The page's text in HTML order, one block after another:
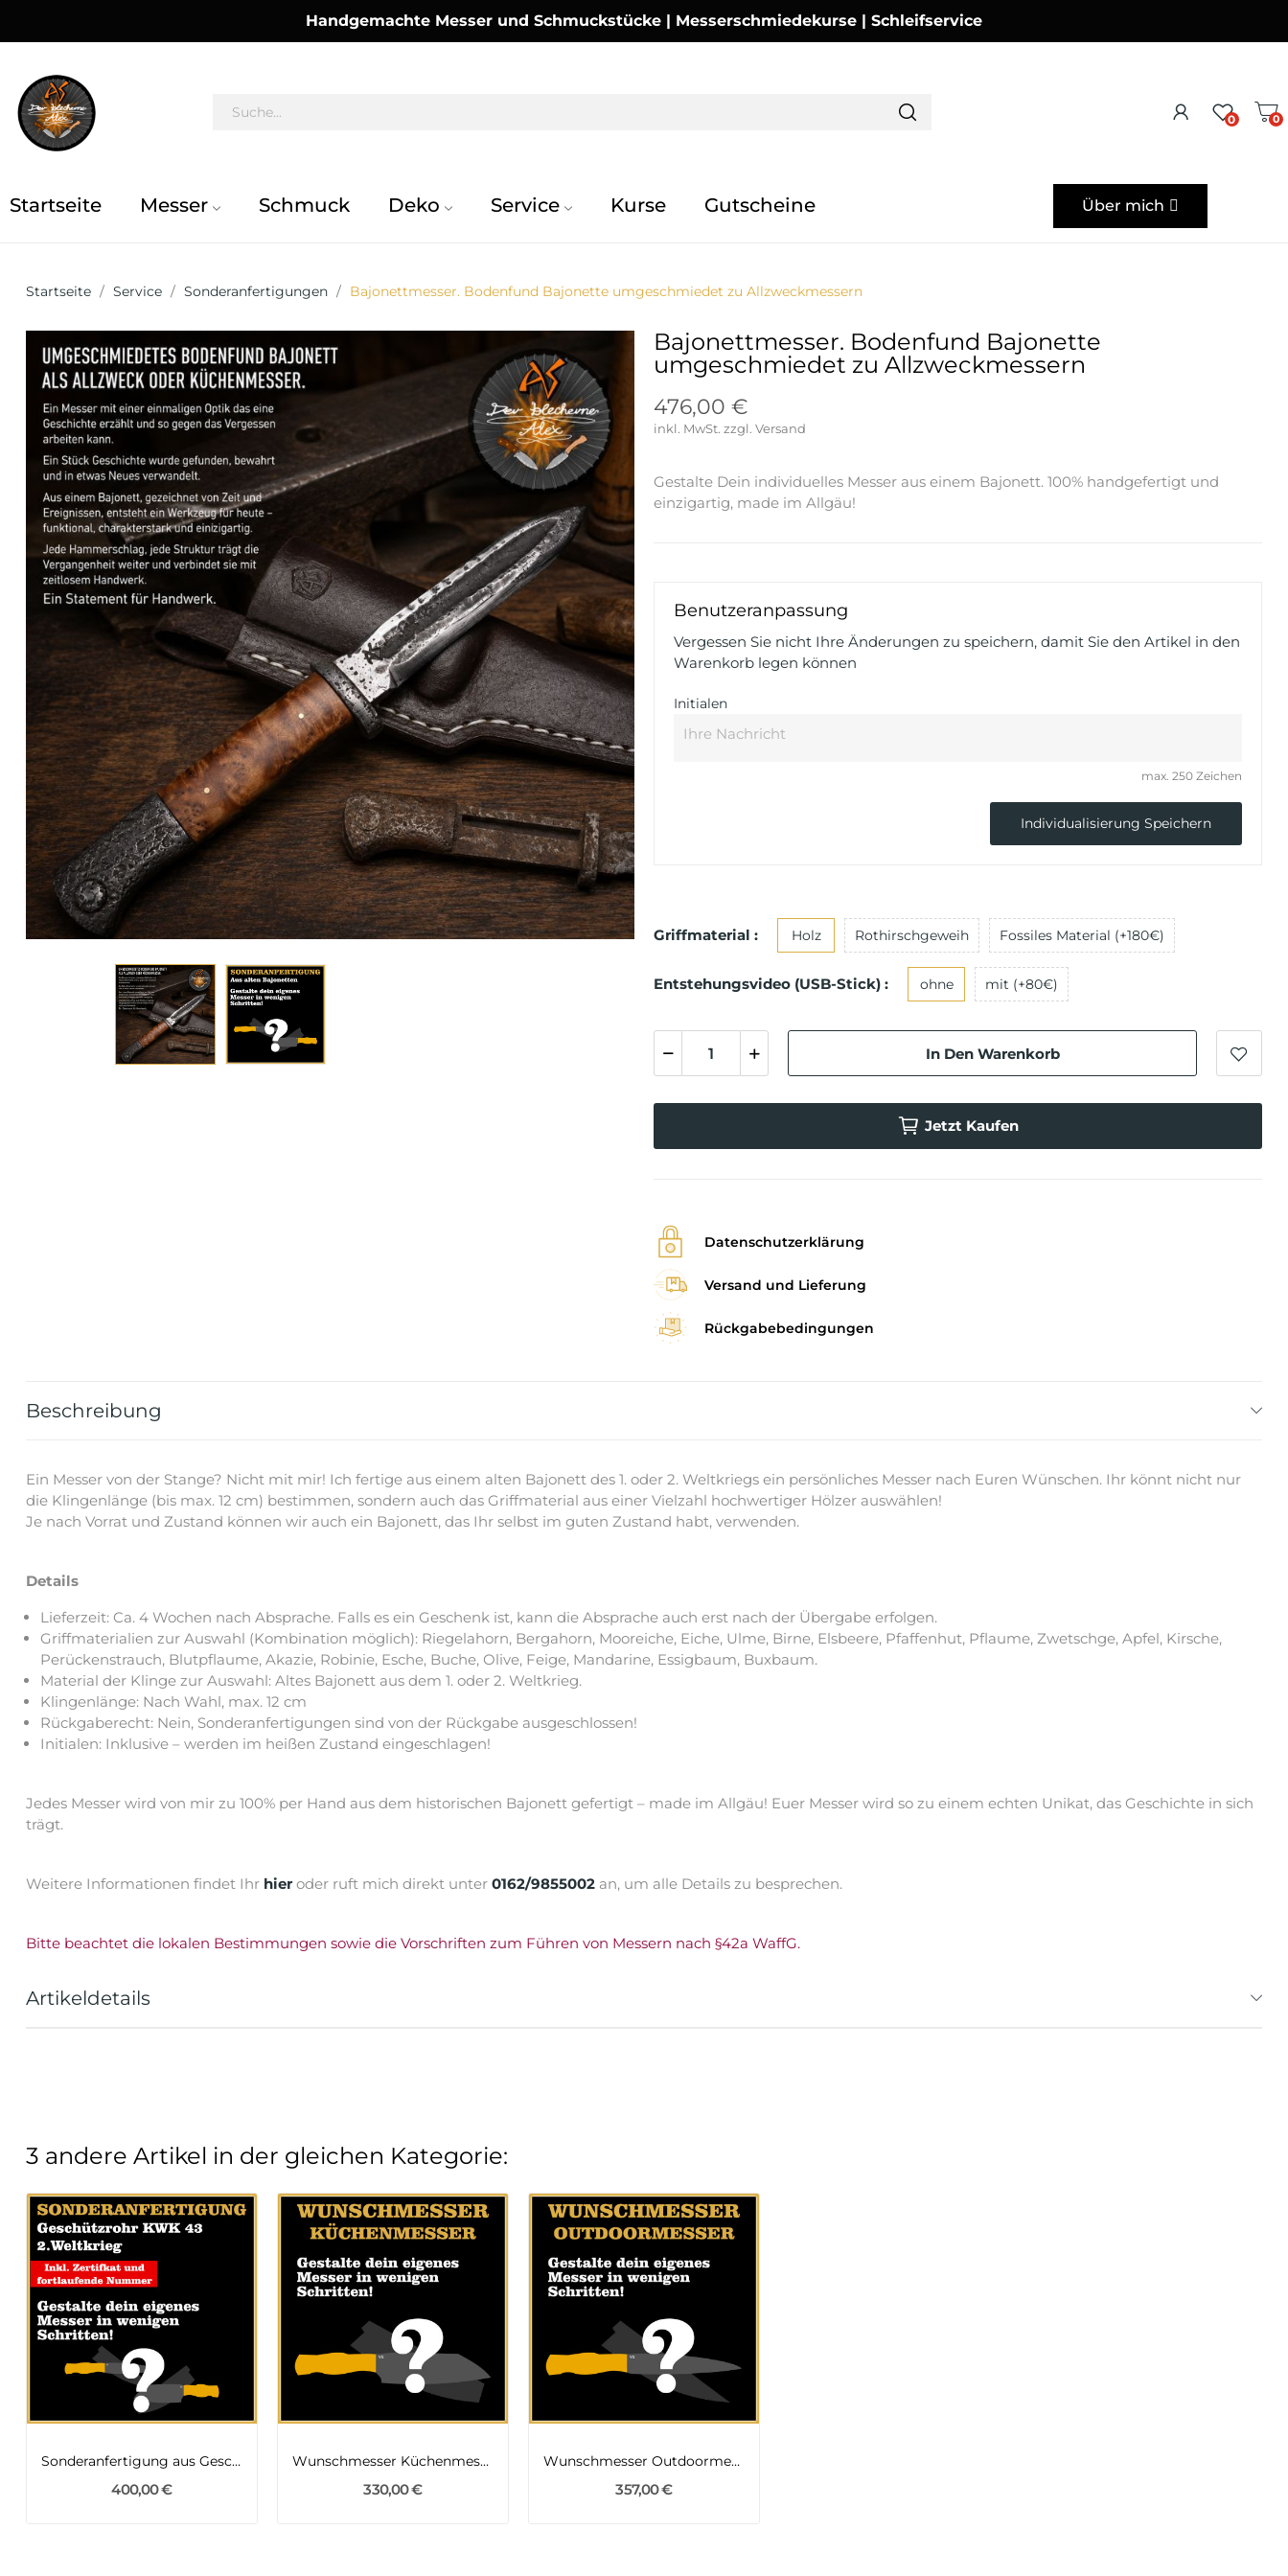
Handgemachte Messer und Schmuckstücke | Messerschmiedekurse | Schleifservice
0 0
Startseite Messer Schmuck Deko Service Kurse Gutscheine Über mich
Startseite Service Sonderanfertigungen Bajonettmesser. Bodenfund Bajonette umgeschmiedet zu Allzweckmessern
Bajonettmesser. Bodenfund Bajonette
umgeschmiedet zu Allzweckmessern
476,00 €
inkl. MwSt.
Gestalte Dein individuelles Messer aus einem Bajonett. 100% handgefertigt und
einzigartig, made im Allgäu!
Benutzeranpassung
Vergessen Sie nicht Ihre Änderungen zu speichern, damit Sie den Artikel in den
Warenkorb legen können
Initialen
max. 250 Zeichen
Individualisierung Speichern
Griffmaterial : Holz Rothirschgeweih Fossiles Material (+180€)
Entstehungsvideo (USB-Stick) : ohne mit (+80€)
In Den Warenkorb
Jetzt Kaufen
Datenschutzerklärung
Versand und Lieferung
Rückgabebedingungen
Beschreibung
Ein Messer von der Stange? Nicht mit mir! Ich fertige aus einem alten Bajonett des 1. oder 2. Weltkriegs ein persönliches Messer nach Euren Wünschen. Ihr könnt nicht nur
die Klingenlänge (bis max. 12 cm) bestimmen, sondern auch das Griffmaterial aus einer Vielzahl hochwertiger Hölzer auswählen!
Je nach Vorrat und Zustand können wir auch ein Bajonett, das Ihr selbst im guten Zustand habt, verwenden.
Details
Lieferzeit: Ca. 4 Wochen nach Absprache. Falls es ein Geschenk ist, kann die Absprache auch erst nach der Übergabe erfolgen.
Griffmaterialien zur Auswahl (Kombination möglich): Riegelahorn, Bergahorn, Mooreiche, Eiche, Ulme, Birne, Elsbeere, Pfaffenhut, Pflaume, Zwetschge, Apfel, Kirsche,
Perückenstrauch, Blutpflaume, Akazie, Robinie, Esche, Buche, Olive, Feige, Mandarine, Essigbaum, Buxbaum.
Material der Klinge zur Auswahl: Altes Bajonett aus dem 1. oder 2. Weltkrieg.
Klingenlänge: Nach Wahl, max. 12 cm
Rückgaberecht: Nein, Sonderanfertigungen sind von der Rückgabe ausgeschlossen!
Initialen: Inklusive – werden im heißen Zustand eingeschlagen!
Jedes Messer wird von mir zu 100% per Hand aus dem historischen Bajonett gefertigt – made im Allgäu! Euer Messer wird so zu einem echten Unikat, das Geschichte in sich
trägt.
Weitere Informationen findet Ihr hier oder ruft mich direkt unter 0162/9855002 an, um alle Details zu besprechen.
Bitte beachtet die lokalen Bestimmungen sowie die Vorschriften zum Führen von Messern nach §42a WaffG.
Artikeldetails
3 andere Artikel in der gleichen Kategorie:
Sonderanfertigung aus Geschützrohr KWK 43 2ter...
400,00 €
Wunschmesser Küchenmesser
330,00 €
Wunschmesser Outdoormesser
357,00 €